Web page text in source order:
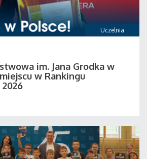
Uczelnia
im. Jana Grodka w
w Rankingu